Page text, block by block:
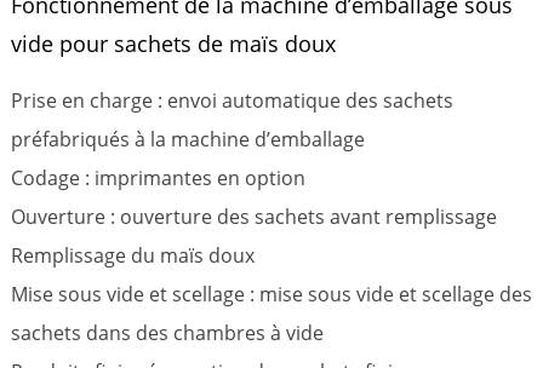
vide pour sachets de maïs doux
Prise en charge : envoi automatique des sachets
préfabriqués à la machine d’emballage
Codage : imprimantes en option
Ouverture : ouverture des sachets avant remplissage
Remplissage du maïs doux
Mise sous vide et scellage : mise sous vide et scellage des
sachets dans des chambres à vide